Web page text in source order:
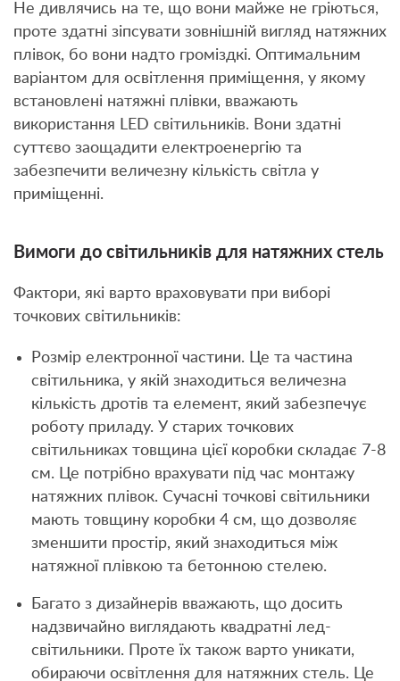
Не дивлячись на те, що вони майже не гріються,
проте здатні зіпсувати зовнішній вигляд натяжних
плівок, бо вони надто громіздкі. Оптимальним
варіантом для освітлення приміщення, у якому
встановлені натяжні плівки, вважають
використання LED світильників. Вони здатні
суттєво заощадити електроенергію та
забезпечити величезну кількість світла у
приміщенні.
Вимоги до світильників для натяжних стель
Фактори, які варто враховувати при виборі
точкових світильників:
Розмір електронної частини. Це та частина
світильника, у якій знаходиться величезна
кількість дротів та елемент, який забезпечує
роботу приладу. У старих точкових
світильниках товщина цієї коробки складає 7-8
см. Це потрібно врахувати під час монтажу
натяжних плівок. Сучасні точкові світильники
мають товщину коробки 4 см, що дозволяє
зменшити простір, який знаходиться між
натяжної плівкою та бетонною стелею.
Багато з дизайнерів вважають, що досить
надзвичайно виглядають квадратні лед-
світильники. Проте їх також варто уникати,
обираючи освітлення для натяжних стель. Це